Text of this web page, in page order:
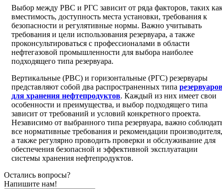
Выбор между РВС и РГС зависит от ряда факторов, таких
вместимость, доступность места установки, требования к
безопасности и регулятивные нормы. Важно учитывать
требования и цели использования резервуара, а также
проконсультироваться с профессионалами в области
нефтегазовой промышленности для выбора наиболее
подходящего типа резервуара.
Вертикальные (РВС) и горизонтальные (РГС) резервуары
представляют собой два распространенных типа
для хранения нефтепродуктов. Каждый из них имеет свои
особенности и преимущества, и выбор подходящего типа
зависит от требований и условий конкретного проекта.
Независимо от выбранного типа резервуара, важно
все нормативные требования и рекомендации производителя,
а также регулярно проводить проверки и обслуживание для
обеспечения безопасной и эффективной эксплуатации
системы хранения нефтепродуктов.
Остались вопросы?
Напишите нам!